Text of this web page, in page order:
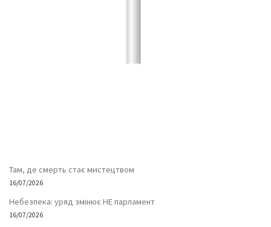
Там, де смерть стає мистецтвом
16/07/2026
Небезпека: уряд змінює НЕ парламент
16/07/2026